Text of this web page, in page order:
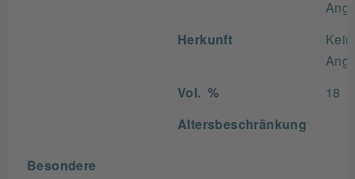
Herkunft
Vol. % 18
Altersbeschränkung
Besondere